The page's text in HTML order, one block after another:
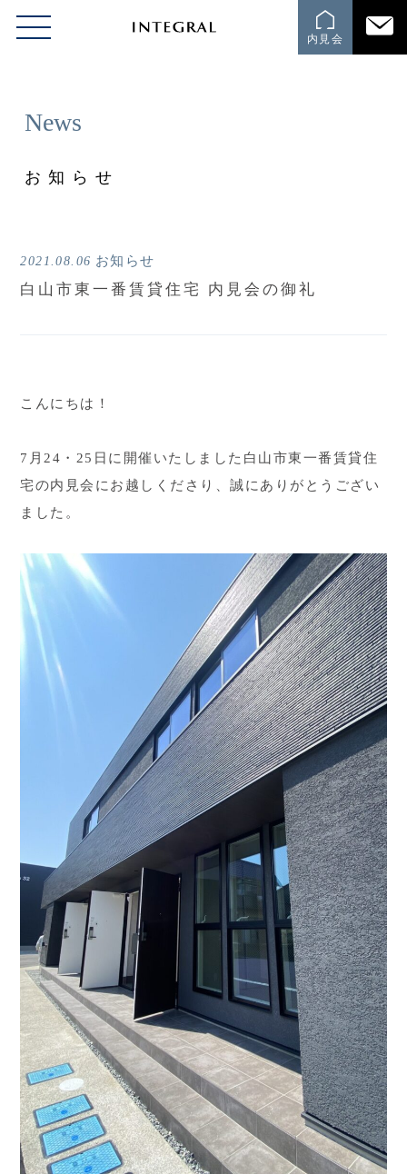
内見会
News
お知らせ
2021.08.06 お知らせ
白山市東一番賃貸住宅 内見会の御礼
こんにちは！
7月24・25日に開催いたしました白山市東一番賃貸住
宅の内見会にお越しくださり、誠にありがとうござい
ました。